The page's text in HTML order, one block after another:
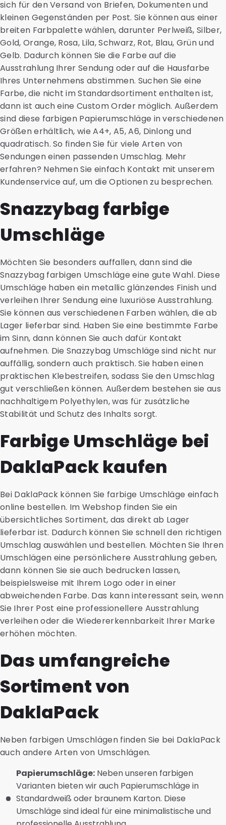
sich für den Versand von Briefen, Dokumenten und
kleinen Gegenständen per Post. Sie können aus einer
breiten Farbpalette wählen, darunter Perlweiß, Silber,
Gold, Orange, Rosa, Lila, Schwarz, Rot, Blau, Grün und
Gelb. Dadurch können Sie die Farbe auf die
Ausstrahlung Ihrer Sendung oder auf die Hausfarbe
Ihres Unternehmens abstimmen. Suchen Sie eine
Farbe, die nicht im Standardsortiment enthalten ist,
dann ist auch eine Custom Order möglich. Außerdem
sind diese farbigen Papierumschläge in verschiedenen
Größen erhältlich, wie A4+, A5, A6, Dinlong und
quadratisch. So finden Sie für viele Arten von
Sendungen einen passenden Umschlag. Mehr
erfahren? Nehmen Sie einfach Kontakt mit unserem
Kundenservice auf, um die Optionen zu besprechen.
Snazzybag farbige
Umschläge
Möchten Sie besonders auffallen, dann sind die
Snazzybag farbigen Umschläge eine gute Wahl. Diese
Umschläge haben ein metallic glänzendes Finish und
verleihen Ihrer Sendung eine luxuriöse Ausstrahlung.
Sie können aus verschiedenen Farben wählen, die ab
Lager lieferbar sind. Haben Sie eine bestimmte Farbe
im Sinn, dann können Sie auch dafür Kontakt
aufnehmen. Die Snazzybag Umschläge sind nicht nur
auffällig, sondern auch praktisch. Sie haben einen
praktischen Klebestreifen, sodass Sie den Umschlag
gut verschließen können. Außerdem bestehen sie aus
nachhaltigem Polyethylen, was für zusätzliche
Stabilität und Schutz des Inhalts sorgt.
Farbige Umschläge bei
DaklaPack kaufen
Bei DaklaPack können Sie farbige Umschläge einfach
online bestellen. Im Webshop finden Sie ein
übersichtliches Sortiment, das direkt ab Lager
lieferbar ist. Dadurch können Sie schnell den richtigen
Umschlag auswählen und bestellen. Möchten Sie Ihren
Umschlägen eine persönlichere Ausstrahlung geben,
dann können Sie sie auch bedrucken lassen,
beispielsweise mit Ihrem Logo oder in einer
abweichenden Farbe. Das kann interessant sein, wenn
Sie Ihrer Post eine professionellere Ausstrahlung
verleihen oder die Wiedererkennbarkeit Ihrer Marke
erhöhen möchten.
Das umfangreiche
Sortiment von
DaklaPack
Neben farbigen Umschlägen finden Sie bei DaklaPack
auch andere Arten von Umschlägen.
Papierumschläge: Neben unseren farbigen
Varianten bieten wir auch Papierumschläge in
Standardweiß oder braunem Karton. Diese
Umschläge sind ideal für eine minimalistische und